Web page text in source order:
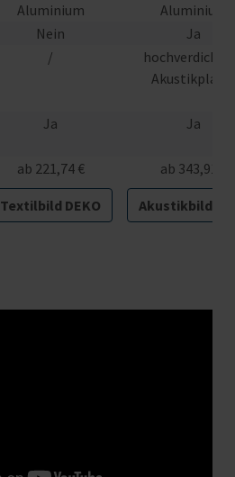
Aluminium
Aluminium
Nein
Ja
/
Ja Ja
ab 221,74 € ab 343,91 €
Textilbild DEKO Akustikbild